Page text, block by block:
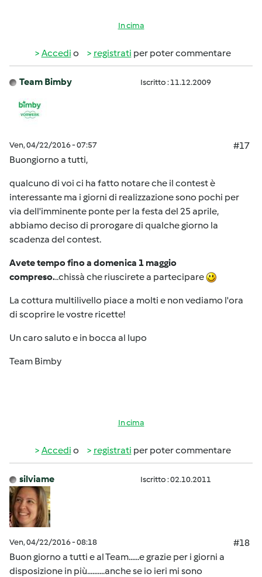
In cima
Accedi o registrati per poter commentare
Team Bimby Iscritto : 11.12.2009
Ven, 04/22/2016 - 07:57
#17
Buongiorno a tutti,
qualcuno di voi ci ha fatto notare che il contest è
interessante ma i giorni di realizzazione sono pochi per
via dell'imminente ponte per la festa del 25 aprile,
abbiamo deciso di prorogare di qualche giorno la
scadenza del contest.
Avete tempo fino a domenica 1 maggio
compreso...chissà che riuscirete a partecipare
La cottura multilivello piace a molti e non vediamo l'ora
di scoprire le vostre ricette!
Un caro saluto e in bocca al lupo
Team Bimby
In cima
Accedi o registrati per poter commentare
silviame Iscritto : 02.10.2011
Ven, 04/22/2016 - 08:18
#18
Buon giorno a tutti e al Team......e grazie per i giorni a
disposizione in più..........anche se io ieri mi sono